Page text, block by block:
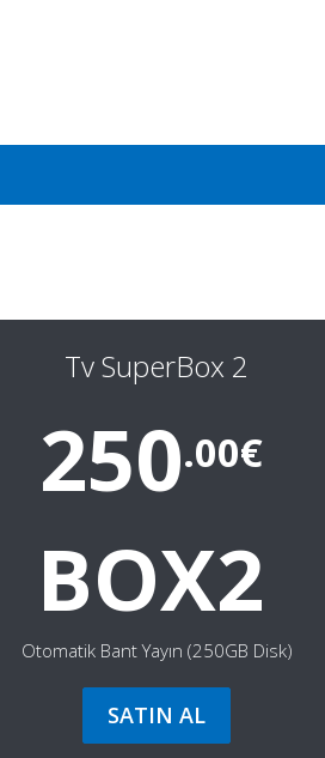
Tv SuperBox 2
250.00€
BOX2
Otomatik Bant Yayın (250GB Disk)
SATIN AL